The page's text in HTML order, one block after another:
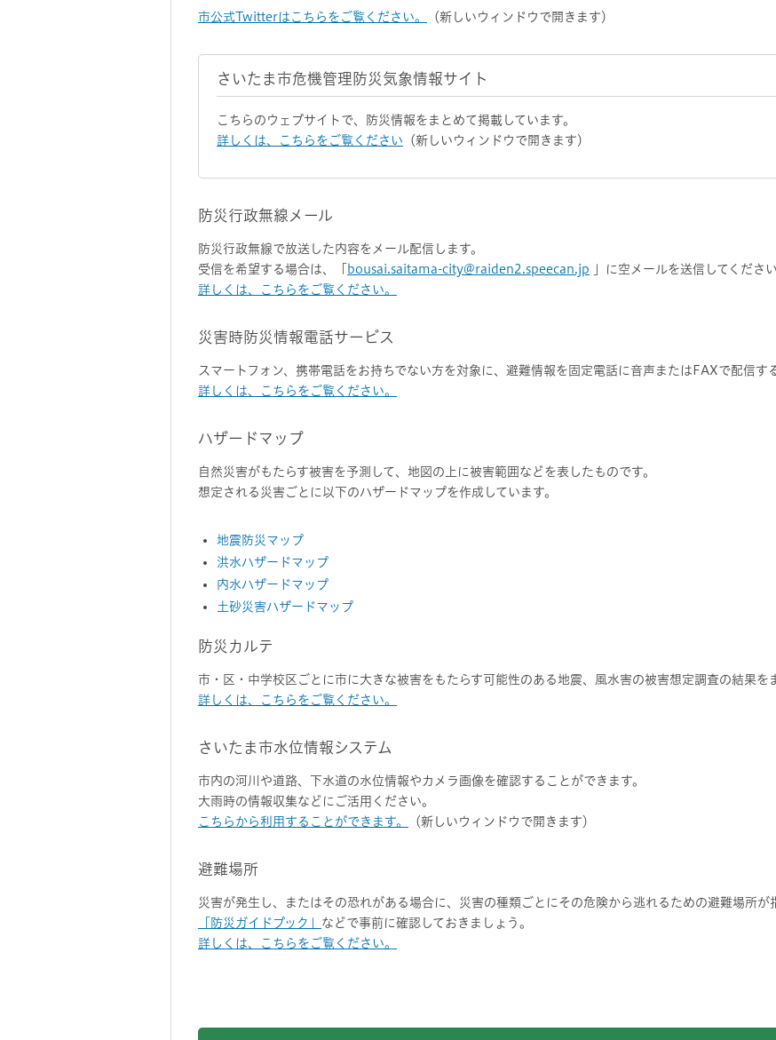
市公式Twitterはこちらをご覧ください。 （新しいウィンドウで開きます）
さいたま市危機管理防災気象情報サイト
こちらのウェブサイトで、防災情報をまとめて掲載しています。
詳しくは、こちらをご覧ください （新しいウィンドウで開きます）
防災行政無線メール
防災行政無線で放送した内容をメール配信します。
受信を希望する場合は、「
bousai.saitama-city@raiden2.speecan.jp 」に空メールを送信してください
詳しくは、こちらをご覧ください。
災害時防災情報電話サービス
スマートフォン、携帯電話をお持ちでない方を対象に、避難情報を固定電話に音声またはFAXで配信す
詳しくは、こちらをご覧ください。
ハザードマップ
自然災害がもたらす被害を予測して、地図の上に被害範囲などを表したものです。
想定される災害ごとに以下のハザードマップを作成しています。
地震防災マップ
洪水ハザードマップ
内水ハザードマップ
土砂災害ハザードマップ
防災カルテ
市・区・中学校区ごとに市に大きな被害をもたらす可能性のある地震、風水害の被害想定調査の結果を
詳しくは、こちらをご覧ください。
さいたま市水位情報システム
市内の河川や道路、下水道の水位情報やカメラ画像を確認することができます。
大雨時の情報収集などにご活用ください。
こちらから利用することができます。
（新しいウィンドウで開きます）
避難場所
災害が発生し、またはその恐れがある場合に、災害の種類ごとにその危険から逃れるための避難場所が
「防災ガイドブック」 などで事前に確認しておきましょう。
詳しくは、こちらをご覧ください。